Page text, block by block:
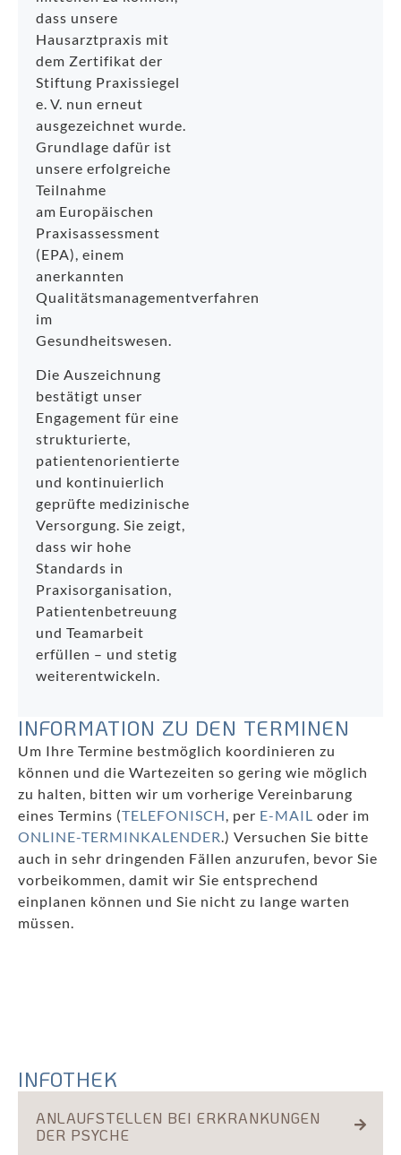
dass unsere
Hausarztpraxis mit
dem Zertifikat der
Stiftung Praxissiegel
e. V. nun erneut
ausgezeichnet wurde.
Grundlage dafür ist
unsere erfolgreiche
Teilnahme
am Europäischen
Praxisassessment
(EPA), einem
anerkannten
Qualitätsmanagementverfahren
im
Gesundheitswesen.
Die Auszeichnung
bestätigt unser
Engagement für eine
strukturierte,
patientenorientierte
und kontinuierlich
geprüfte medizinische
Versorgung. Sie zeigt,
dass wir hohe
Standards in
Praxisorganisation,
Patientenbetreuung
und Teamarbeit
erfüllen – und stetig
weiterentwickeln.
INFORMATION ZU DEN TERMINEN
Um Ihre Termine bestmöglich koordinieren zu
können und die Wartezeiten so gering wie möglich
zu halten, bitten wir um vorherige Vereinbarung
eines Termins (TELEFONISCH, per E-MAIL oder im
ONLINE-TERMINKALENDER.) Versuchen Sie bitte
auch in sehr dringenden Fällen anzurufen, bevor Sie
vorbeikommen, damit wir Sie entsprechend
einplanen können und Sie nicht zu lange warten
müssen.
INFOTHEK
ANLAUFSTELLEN BEI ERKRANKUNGEN
DER PSYCHE